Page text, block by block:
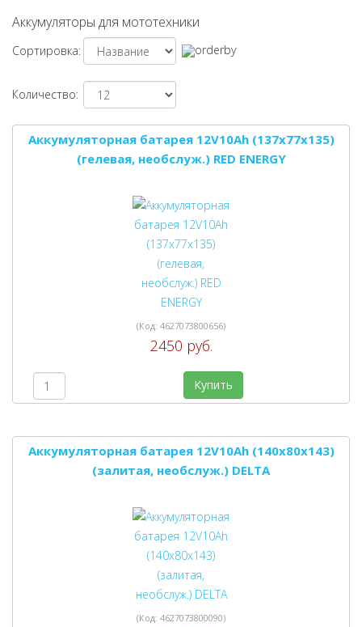
Аккумуляторы для мототехники
Сортировка:
Количество:
Аккумуляторная батарея 12V10Ah (137x77x135)
(гелевая, необслуж.) RED ENERGY
(Код: 4627073800656)
2450 руб.
Купить
Аккумуляторная батарея 12V10Ah (140x80x143)
(залитая, необслуж.) DELTA
(Код: 4627073800090)